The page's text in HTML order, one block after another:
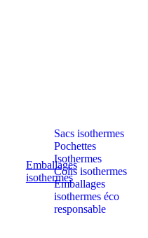
Emballages
isothermes
Sacs isothermes
Pochettes
Isothermes
Colis isothermes
Emballages
isothermes éco
responsable